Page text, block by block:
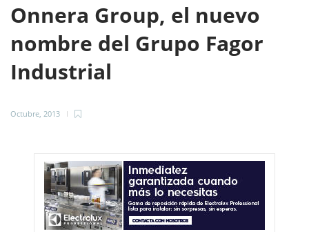
Onnera Group, el nuevo
nombre del Grupo Fagor
Industrial
Octubre, 2013